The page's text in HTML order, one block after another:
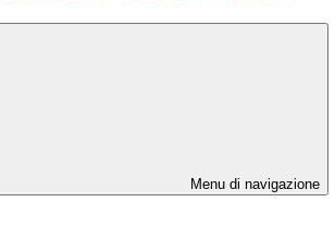
Menu di navigazione